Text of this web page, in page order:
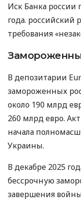
Иск Банка россии
года. российский
требования
В депозитарии
замороженных
около 190 млрд
260 млрд евро.
начала
Украины.
В декабре 2025
бессрочную
завершения